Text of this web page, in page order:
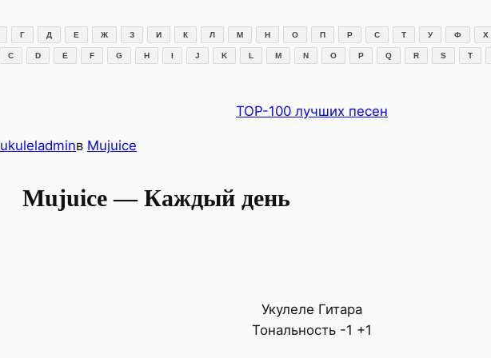
Г Д Е Ж З И К Л М Н О П Р С Т У Ф Х
C D E F G H I J K L M N O P Q R S T
TOP-100 лучших песен
ukuleladminв Mujuice
Mujuice — Каждый день
Укулеле Гитара
Тональность -1 +1